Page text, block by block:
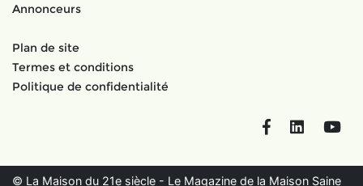
Annonceurs
Plan de site
Termes et conditions
Politique de confidentialité
FacebookLinkedIn
© La Maison du 21e siècle - Le Magazine de la Maison Saine